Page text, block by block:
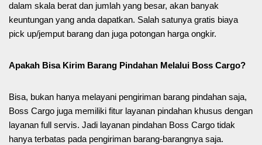
dalam skala berat dan jumlah yang besar, akan banyak
keuntungan yang anda dapatkan. Salah satunya gratis biaya
pick up/jemput barang dan juga potongan harga ongkir.
Apakah Bisa Kirim Barang Pindahan Melalui Boss Cargo?
Bisa, bukan hanya melayani pengiriman barang pindahan saja,
Boss Cargo juga memiliki fitur layanan pindahan khusus dengan
layanan full servis. Jadi layanan pindahan Boss Cargo tidak
hanya terbatas pada pengiriman barang-barangnya saja.